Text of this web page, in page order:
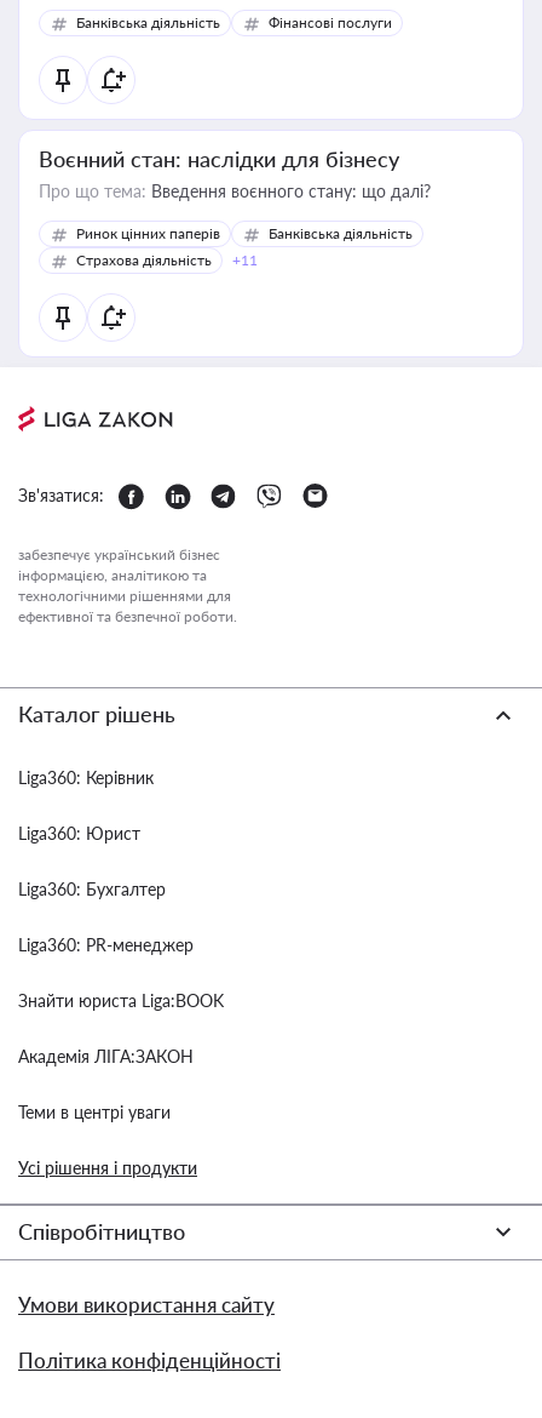
Банківська діяльність Фінансові послуги
Воєнний стан: наслідки для бізнесу
Про що тема: Введення воєнного стану: що далі?
Ринок цінних паперів
Банківська діяльність
Страхова діяльність
+11
Зв'язатися:
забезпечує український бізнес
інформацією, аналітикою та
технологічними рішеннями для
ефективної та безпечної роботи.
Каталог рішень
Liga360: Керівник
Liga360: Юрист
Liga360: Бухгалтер
Liga360: PR-менеджер
Знайти юриста Liga:BOOK
Академія ЛІГА:ЗАКОН
Теми в центрі уваги
Усі рішення і продукти
Співробітництво
Умови використання сайту
Політика конфіденційності